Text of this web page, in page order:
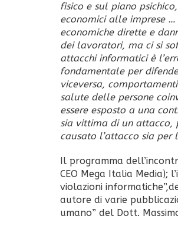
fisico e sul piano
economici alle imprese …
economiche dirette e
dei lavoratori, ma ci si
attacchi informatici è
fondamentale per
viceversa,
salute delle persone
essere esposto a una
sia vittima di un attacco,
causato l’attacco sia per
Il programma
CEO Mega Italia Media);
violazioni
autore di varie
umano” del Dott.